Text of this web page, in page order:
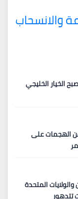
والانسحاب
الخيار الخليجي
الهجمات على
المتحدة
تتدهور